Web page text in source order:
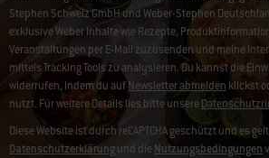
Stephen Schweiz GmbH und Weber-Stephen
exklusive Weber Inhalte wie Rezepte,
Veranstaltungen per E-Mail zuzusenden und meine
mittels Tracking Tools zu analysieren. Du kannst die
widerrufen, indem du aufNewsletter abmelden klickst
nutzt. Für weitere Details lies bitte unsere
Diese Website ist durch reCAPTCHA geschützt und es
Datenschutzerklärungund dieNutzungsbedingungen